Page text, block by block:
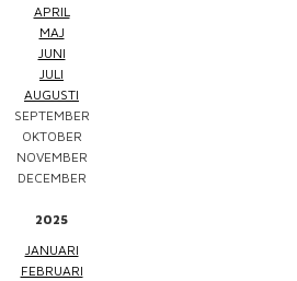
APRIL
MAJ
JUNI
JULI
AUGUSTI
SEPTEMBER
OKTOBER
NOVEMBER
DECEMBER
2025
JANUARI
FEBRUARI